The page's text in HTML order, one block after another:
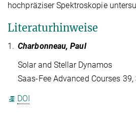
hochpräziser Spektroskopie
Literaturhinweise
1. Charbonneau, Paul
Solar and Stellar Dynamos
Saas-Fee Advanced Courses 39,
DOI